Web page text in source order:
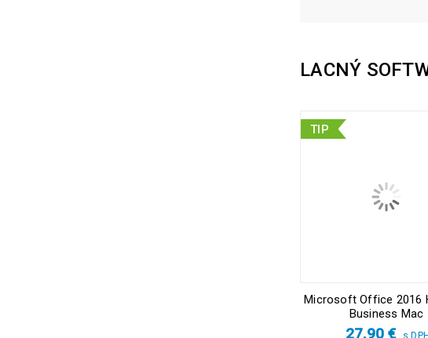
LACNÝ
TIP
Microsoft Office 2016
Business Mac
27,90€ s